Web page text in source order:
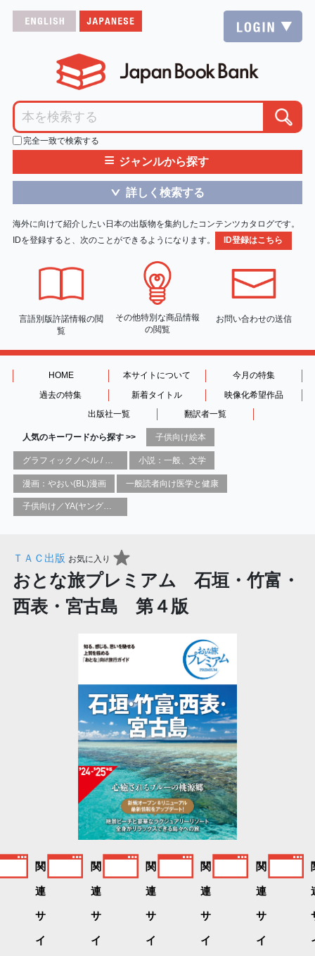
完全一致で検索する
≡ ジャンルから探す
＞ 詳しく検索する
海外に向けて紹介したい日本の出版物を集約したコンテンツカタログです。
IDを登録すると、次のことができるようになります。
ID登録はこちら
言語別版許諾情報の閲
覧
その他特別な商品情報
の閲覧
お問い合わせの送信
HOME 本サイトについて
今月の特集
過去の特集
新着タイトル
映像化希望作品
出版社一覧
翻訳者一覧
人気のキーワードから探す >> 子供向け絵本
小説：一般、文学
漫画：やおい(BL)漫画 一般読者向け医学と健康
子供向け／YA(ヤングアダルト)向け一般：芸術&芸術家
ＴＡＣ出版 お気に入り
おとな旅プレミアム 石垣・竹富・
西表・宮古島 第４版
関
連
サ
イ
関
連
サ
イ
関
連
サ
イ
関
連
サ
イ
関
連
サ
イ